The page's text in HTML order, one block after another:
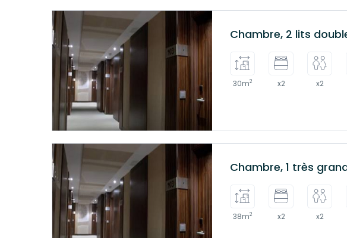
Chambre, 2 lits
30m2 x2 x2
Chambre, 1 très
38m2 x2 x2